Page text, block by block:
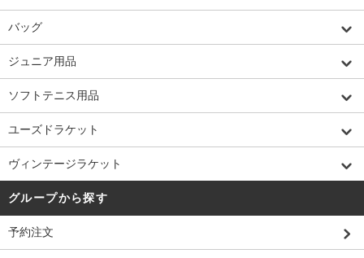
バッグ
ジュニア用品
ソフトテニス用品
ユーズドラケット
ヴィンテージラケット
グループから探す
予約注文